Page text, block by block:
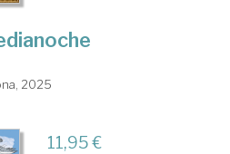
2025
11,95 €